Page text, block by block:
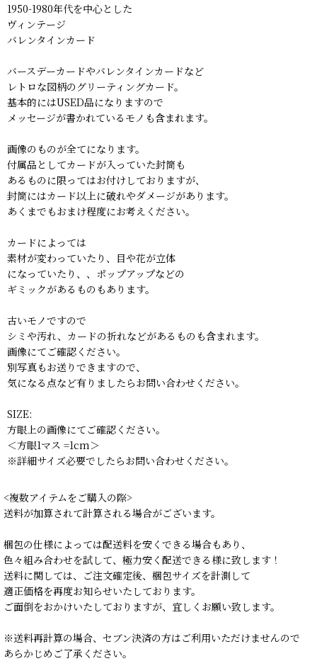
1950-1980年代を中心とした
ヴィンテージ
バレンタインカード
バースデーカードやバレンタインカードなど
レトロな図柄のグリーティングカード。
基本的にはUSED品になりますので
メッセージが書かれているモノも含まれます。
画像のものが全てになります。
付属品としてカードが入っていた封筒も
あるものに限ってはお付けしておりますが、
封筒にはカード以上に破れやダメージがあります。
あくまでもおまけ程度にお考えください。
カードによっては
素材が変わっていたり、目や花が立体
になっていたり、、ポップアップなどの
ギミックがあるものもあります。
古いモノですので
シミや汚れ、カードの折れなどがあるものも含まれます。
画像にてご確認ください。
別写真もお送りできますので、
気になる点など有りましたらお問い合わせください。
SIZE:
方眼上の画像にてご確認ください。
＜方眼1マス =1cm＞
※詳細サイズ必要でしたらお問い合わせください。
<複数アイテムをご購入の際>
送料が加算されて計算される場合がございます。
梱包の仕様によっては配送料を安くできる場合もあり、
色々組み合わせを試して、極力安く配送できる様に致します！
送料に関しては、ご注文確定後、梱包サイズを計測して
適正価格を再度お知らせいたしております。
ご面倒をおかけいたしておりますが、宜しくお願い致します。
※送料再計算の場合、セブン決済の方はご利用いただけませんので
あらかじめご了承ください。